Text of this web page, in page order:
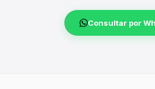
Consultar por